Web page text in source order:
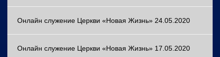
Онлайн служение Церкви «Новая Жизнь» 24.05.2020
Онлайн служение Церкви «Новая Жизнь» 17.05.2020